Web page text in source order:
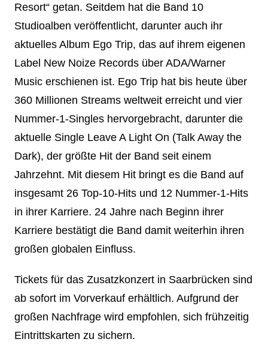
Resort“ getan. Seitdem hat die Band 10
Studioalben veröffentlicht, darunter auch ihr
aktuelles Album Ego Trip, das auf ihrem eigenen
Label New Noize Records über ADA/Warner
Music erschienen ist. Ego Trip hat bis heute über
360 Millionen Streams weltweit erreicht und vier
Nummer-1-Singles hervorgebracht, darunter die
aktuelle Single Leave A Light On (Talk Away the
Dark), der größte Hit der Band seit einem
Jahrzehnt. Mit diesem Hit bringt es die Band auf
insgesamt 26 Top-10-Hits und 12 Nummer-1-Hits
in ihrer Karriere. 24 Jahre nach Beginn ihrer
Karriere bestätigt die Band damit weiterhin ihren
großen globalen Einfluss.
Tickets für das Zusatzkonzert in Saarbrücken sind
ab sofort im Vorverkauf erhältlich. Aufgrund der
großen Nachfrage wird empfohlen, sich frühzeitig
Eintrittskarten zu sichern.